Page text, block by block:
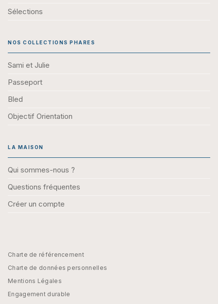
Sélections
NOS COLLECTIONS PHARES
Sami et Julie
Passeport
Bled
Objectif Orientation
LA MAISON
Qui sommes-nous ?
Questions fréquentes
Créer un compte
Charte de référencement
Charte de données personnelles
Mentions Légales
Engagement durable